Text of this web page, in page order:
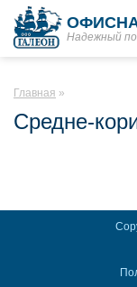
Надежный
Главная
Средне-